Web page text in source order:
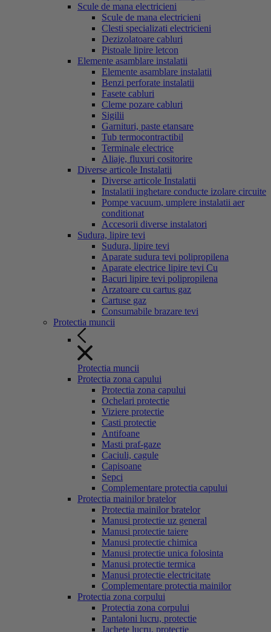
Scule de mana electricieni
Scule de mana electricieni
Clesti specializati electricieni
Dezizolatoare cabluri
Pistoale lipire letcon
Elemente asamblare instalatii
Elemente asamblare instalatii
Benzi perforate instalatii
Fasete cabluri
Cleme pozare cabluri
Sigilii
Garnituri, paste etansare
Tub termocontractibil
Terminale electrice
Aliaje, fluxuri cositorire
Diverse articole Instalatii
Diverse articole Instalatii
Instalatii inghetare conducte izolare circuite
Pompe vacuum, umplere instalatii aer
conditionat
Accesorii diverse instalatori
Sudura, lipire tevi
Sudura, lipire tevi
Aparate sudura tevi polipropilena
Aparate electrice lipire tevi Cu
Bacuri lipire tevi polipropilena
Arzatoare cu cartus gaz
Cartuse gaz
Consumabile brazare tevi
Protectia muncii
Protectia muncii
Protectia zona capului
Protectia zona capului
Ochelari protectie
Viziere protectie
Casti protectie
Antifoane
Masti praf-gaze
Caciuli, cagule
Capisoane
Sepci
Complementare protectia capului
Protectia mainilor bratelor
Protectia mainilor bratelor
Manusi protectie uz general
Manusi protectie taiere
Manusi protectie chimica
Manusi protectie unica folosinta
Manusi protectie termica
Manusi protectie electricitate
Complementare protectia mainilor
Protectia zona corpului
Protectia zona corpului
Pantaloni lucru, protectie
Jachete lucru, protectie